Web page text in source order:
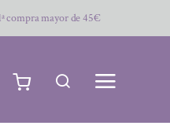
compra mayor de 45€